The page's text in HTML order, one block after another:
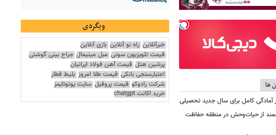
ها
آمادگی کامل برای سال جدید تحصیلی
از حیات‌وحش در منطقه حفاظت
وبگردی
خبرآنلاین راه نو آنلاین بازی آنلاین
قیمت تلویزیون سونی مبل مینیمال جراح بینی گوشتی
پرشین هتل قیمت آهن فولاد ایرانیان
اعتبارسنجی بانکی قیمت طلا امروز بلیط قطار
شرکت رادوکو قیمت پروفیل سایت یوتوتایمز
خرید اکانت chatgpt